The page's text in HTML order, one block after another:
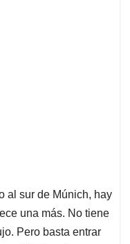
al sur de Múnich, hay
una más. No tiene
Pero basta entrar